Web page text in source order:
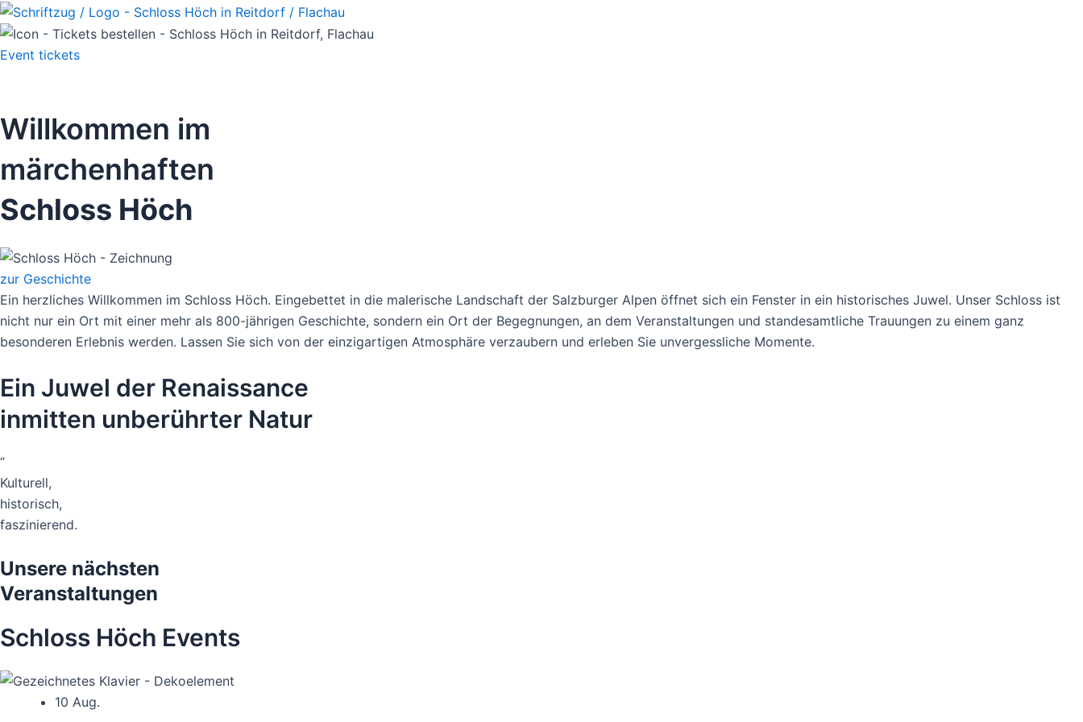
Skip
to
content
Event tickets
Willkommen im
märchenhaften
Schloss Höch
zur Geschichte
Ein herzliches Willkommen im Schloss Höch. Eingebettet in die malerische Landschaft der Salzburger Alpen öffnet sich ein Fenster in ein historisches Juwel. Unser Schloss ist
nicht nur ein Ort mit einer mehr als 800-jährigen Geschichte, sondern ein Ort der Begegnungen, an dem Veranstaltungen und standesamtliche Trauungen zu einem ganz
besonderen Erlebnis werden. Lassen Sie sich von der einzigartigen Atmosphäre verzaubern und erleben Sie unvergessliche Momente.
Ein Juwel der Renaissance
inmitten unberührter Natur
“
Kulturell,
historisch,
faszinierend.
Unsere nächsten
Veranstaltungen
Schloss Höch Events
10 Aug.